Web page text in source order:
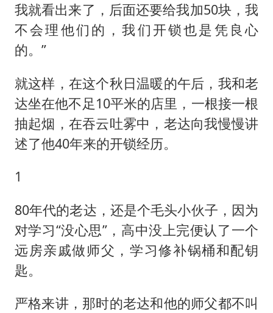
我就看出来了，后面还要给我加50块，我
不会理他们的，我们开锁也是凭良心
的。”
就这样，在这个秋日温暖的午后，我和老
达坐在他不足10平米的店里，一根接一根
抽起烟，在吞云吐雾中，老达向我慢慢讲
述了他40年来的开锁经历。
1
80年代的老达，还是个毛头小伙子，因为
对学习“没心思”，高中没上完便认了一个
远房亲戚做师父，学习修补锅桶和配钥
匙。
严格来讲，那时的老达和他的师父都不叫